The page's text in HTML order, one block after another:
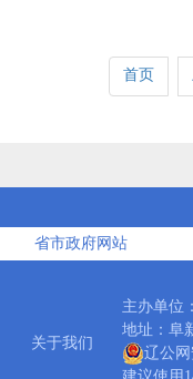
首页
关于我们
主办单位
地址：阜
辽公网